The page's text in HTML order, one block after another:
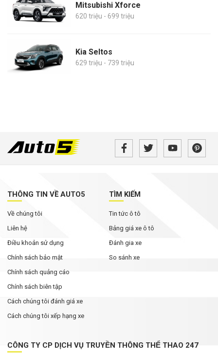
Mitsubishi Xforce
620 triệu - 699 triệu
Kia Seltos
629 triệu - 739 triệu
THÔNG TIN VỀ AUTO5
Về chúng tôi
Liên hệ
Điều khoản sử dụng
Chính sách bảo mật
Chính sách quảng cáo
Chính sách biên tập
Cách chúng tôi đánh giá xe
Cách chúng tôi xếp hạng xe
TÌM KIẾM
Tin tức ô tô
Bảng giá xe ô tô
Đánh gia xe
So sánh xe
CÔNG TY CP DỊCH VỤ TRUYỀN THÔNG THỂ THAO 247